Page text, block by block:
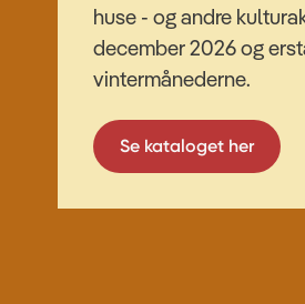
huse - og andre
december 2026 og
vintermånederne.
Se kataloget her